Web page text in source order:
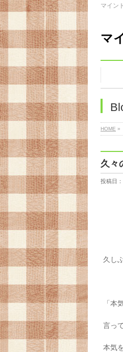
マイン
マ
HOME »
久々
投稿日
久し
「本
言っ
本気